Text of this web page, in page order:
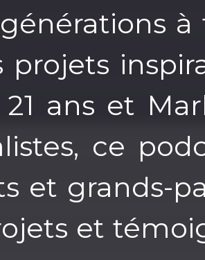
à
projets
ans et
ce
et grands-
et